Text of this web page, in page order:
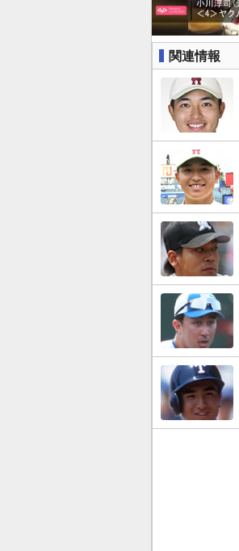
関連情報